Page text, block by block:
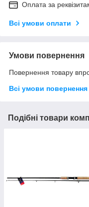
Оплата за
Всі умови оплати
Умови повернення
Повернення товару
Всі умови повернення
Подібні товари